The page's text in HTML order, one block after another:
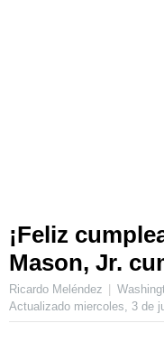
¡Feliz
Mason, Jr.
Ricardo Meléndez
Actualizado miercoles, 3 de